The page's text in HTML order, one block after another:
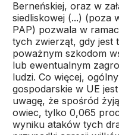
Berneńskiej, oraz w
siedliskowej (...) (poza
PAP) pozwala w
tych zwierząt, gdy jest
poważnym szkodom
lub ewentualnym
ludzi. Co więcej,
gospodarskie w UE
uwagę, że spośród
owiec, tylko 0,065
wyniku ataków tych